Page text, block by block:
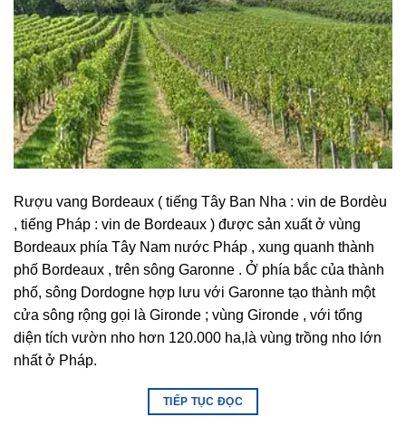
Rượu vang Bordeaux ( tiếng Tây Ban Nha : vin de Bordèu
, tiếng Pháp : vin de Bordeaux ) được sản xuất ở vùng
Bordeaux phía Tây Nam nước Pháp , xung quanh thành
phố Bordeaux , trên sông Garonne . Ở phía bắc của thành
phố, sông Dordogne hợp lưu với Garonne tạo thành một
cửa sông rộng gọi là Gironde ; vùng Gironde , với tổng
diện tích vườn nho hơn 120.000 ha,là vùng trồng nho lớn
nhất ở Pháp.
TIẾP TỤC ĐỌC